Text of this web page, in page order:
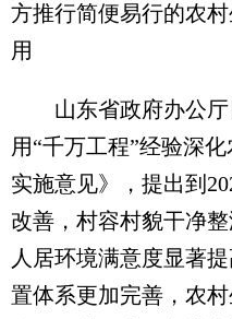
方推行简便易行的农
用
山东省政府办公厅
用“千万工程”经验深
实施意见》，提出到
改善，村容村貌干净
人居环境满意度显著
置体系更加完善，农